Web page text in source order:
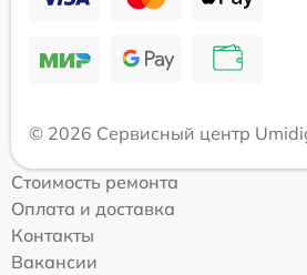
© 2026 Сервисный центр
Стоимость ремонта
Оплата и доставка
Контакты
Вакансии